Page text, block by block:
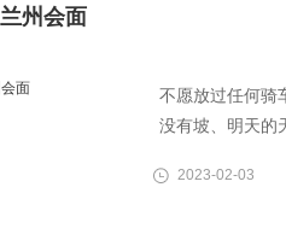
州会面
不愿放过任何骑
没有坡、明天的
2023-02-03